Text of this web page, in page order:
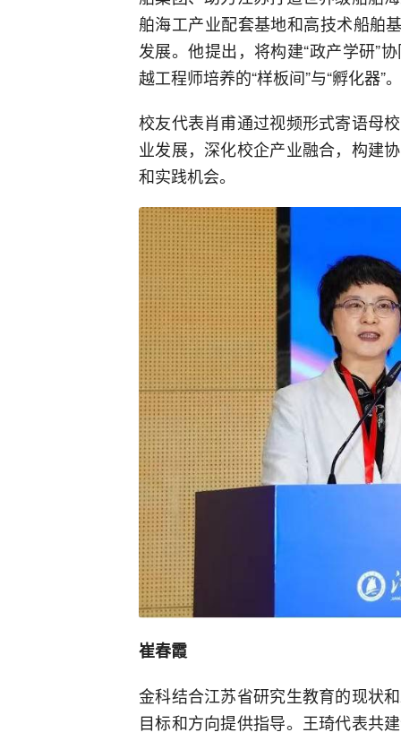
舶海工产业配套基地和高技术船舶
发展。他提出，将构建“政产学研”
越工程师培养的“样板间”与“孵化器”。
校友代表肖甫通过视频形式寄语母
业发展，深化校企产业融合，构建
和实践机会。
崔春霞
金科结合江苏省研究生教育的现状
目标和方向提供指导。王琦代表共